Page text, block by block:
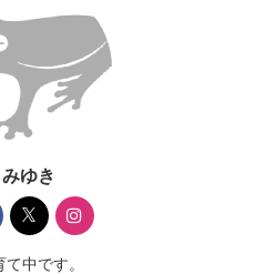
みゆき
中です。